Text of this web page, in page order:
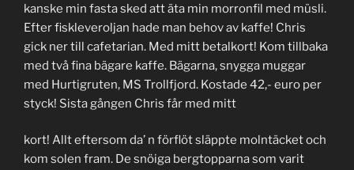
kanske min fasta sked att äta min morronfil med müsli.
Efter fiskleveroljan hade man behov av kaffe! Chris
gick ner till cafetarian. Med mitt betalkort! Kom tillbaka
med två fina bägare kaffe. Bägarna, snygga muggar
med Hurtigruten, MS Trollfjord. Kostade 42,- euro per
styck! Sista gången Chris får med mitt
kort! Allt eftersom da’ n förflöt släppte molntäcket och
kom solen fram. De snöiga bergtopparna som varit